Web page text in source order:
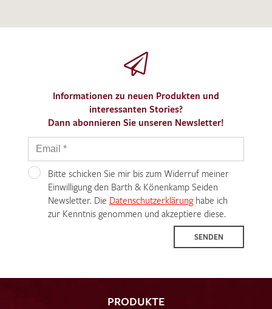
Informationen zu neuen Produkten und
interessanten Stories?
Dann abonnieren Sie unseren Newsletter!
Bitte schicken Sie mir bis zum Widerruf meiner
Einwilligung den Barth & Könenkamp Seiden
Newsletter. Die Datenschutzerklärunghabe ich
zur Kenntnis genommen und akzeptiere diese.
SENDEN
PRODUKTE